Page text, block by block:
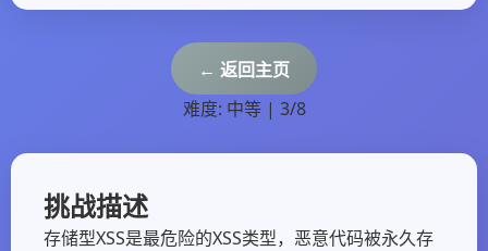
← 返回主页
难度: 中等 | 3/8
挑战描述
存储型XSS是最危险的XSS类型，恶意代码被永久存